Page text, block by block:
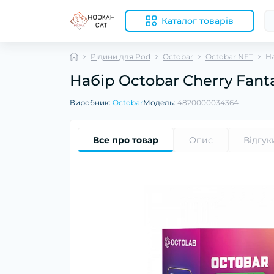
Каталог товарів
Рідини для Pod Octobar Octobar NFT
Набір Octobar Cherry
Виробник: OctobarМодель: 4820000034364
Все про товар Опис